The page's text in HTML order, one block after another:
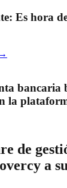
Es hora
→
bancaria
la
de
a